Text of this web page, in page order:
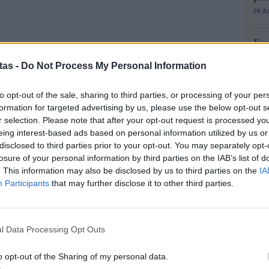
- Do Not Process My Personal Information
opt-out of the sale, sharing to third parties, or processing of your
for targeted advertising by us, please use the below opt-out
selection. Please note that after your opt-out request is processed
interest-based ads based on personal information utilized by us
to third parties prior to your opt-out. You may separately
of your personal information by third parties on the IAB’s list of
This information may also be disclosed by us to third parties on the
Participants that may further disclose it to other third parties.
Data Processing Opt Outs
opt-out of the Sharing of my personal data.
οχημάτων αντιμετωπίζουν κριτική, η εξαγωγή
χιλιομέτρων ενθαρρύνεται ενεργά από
την Κίνα. Το Reuters ισχυρίζεται ότι
συμπεριλαμβανομένων μεγάλων κόμβων
η Σετσουάν, που έχουν τεκμηριώσει δημόσια
πρακτική.
αυτοκινήτων απευθείας από τους
από τους εξαγωγείς, καθώς αυτά φεύγουν
καταχωρούνται με κινεζικές πινακίδες
ως μεταχειρισμένα για εξαγωγή. Αυτό
να καταγράφουν τα αυτοκίνητα ως
04
04
03